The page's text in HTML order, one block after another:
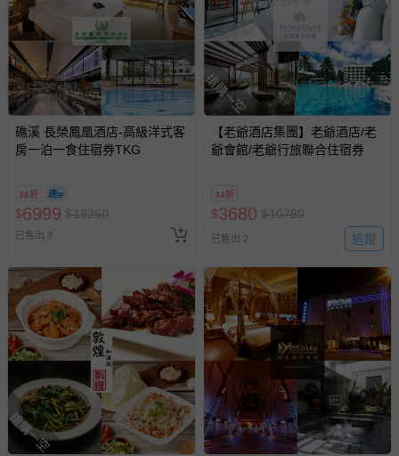
礁溪 長榮鳳凰酒店-高級洋式客
房一泊一食住宿券TKG
38折
$6999 $18260
已售出 3
搶購一空
【老爺酒店集團】老爺酒店/老
爺會館/老爺行旅聯合住宿券
34折
$3680 $10780
已售出 2 追蹤
搶購一空